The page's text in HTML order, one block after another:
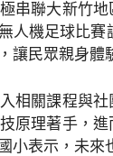
串聯大新竹
人機足球比
讓民眾親身體
相關課程與
原理著手，
小表示，未